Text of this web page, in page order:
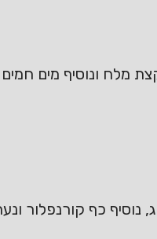
נוסיף כף קורנפלור